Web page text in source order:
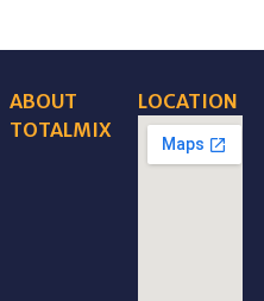
ABOUT
TOTALMIX
LOCATION